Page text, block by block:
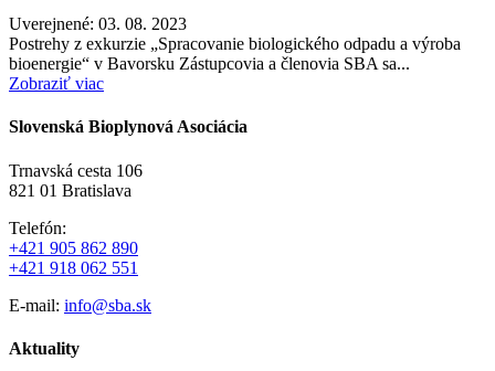
Uverejnené: 03. 08. 2023
Postrehy z exkurzie „Spracovanie biologického odpadu a výroba
bioenergie“ v Bavorsku Zástupcovia a členovia SBA sa...
Zobraziť viac
Slovenská Bioplynová Asociácia
Trnavská cesta 106
821 01 Bratislava
Telefón:
+421 905 862 890
+421 918 062 551
E-mail: info@sba.sk
Aktuality